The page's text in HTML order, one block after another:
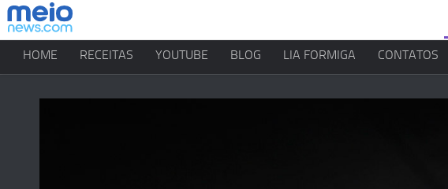
HOME RECEITAS YOUTUBE BLOG LIA FORMIGA CONTATOS